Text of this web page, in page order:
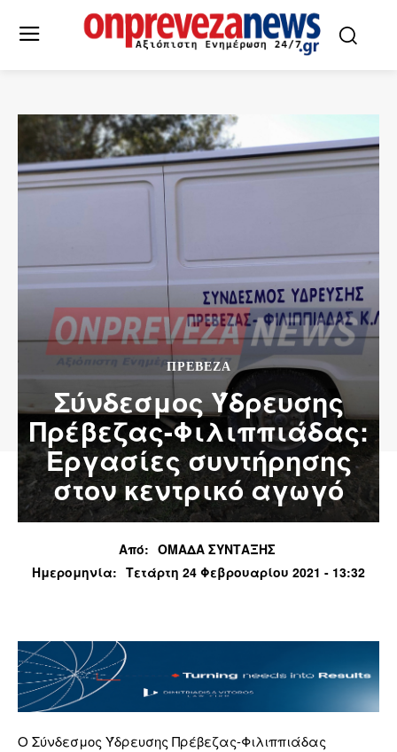
ΠΡΕΒΕΖΑ
Σύνδεσμος Ύδρευσης
Πρέβεζας-Φιλιππιάδας:
Εργασίες συντήρησης
στον κεντρικό αγωγό
Από: ΟΜΑΔΑ ΣΥΝΤΑΞΗΣ
Ημερομηνία: Τετάρτη 24 Φεβρουαρίου 2021 - 13:32
Ο Σύνδεσμος Ύδρευσης Πρέβεζας-Φιλιππιάδας